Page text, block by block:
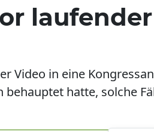
laufender
Video in eine
hatte, solche